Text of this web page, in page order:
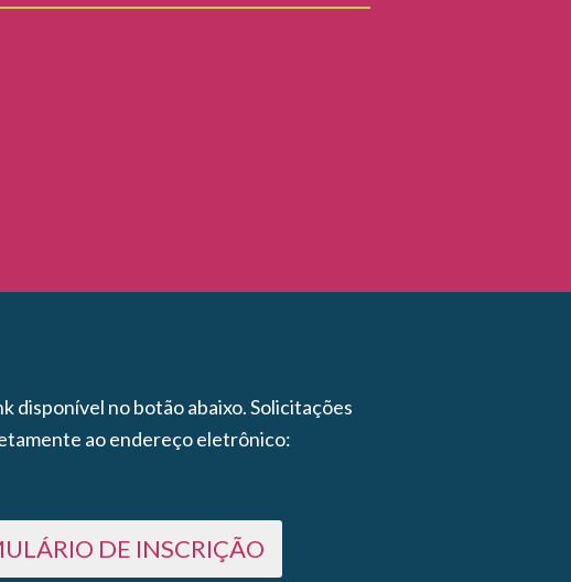
disponível no botão abaixo. Solicitações
ao endereço eletrônico:
DE INSCRIÇÃO